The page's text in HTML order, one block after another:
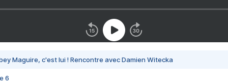
Maguire, c'est lui ! Rencontre avec Damien Witecka
6